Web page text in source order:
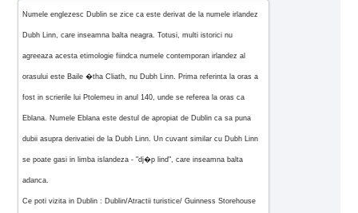
Numele englezesc Dublin se zice ca este derivat de la numele irlandez
Dubh Linn, care inseamna balta neagra. Totusi, multi istorici nu
agreeaza acesta etimologie fiindca numele contemporan irlandez al
orasului este Baile �tha Cliath, nu Dubh Linn. Prima referinta la oras a
fost in scrierile lui Ptolemeu in anul 140, unde se referea la oras ca
Eblana. Numele Eblana este destul de apropiat de Dublin ca sa puna
dubii asupra derivatiei de la Dubh Linn. Un cuvant similar cu Dubh Linn
se poate gasi in limba islandeza - "dj�p lind", care inseamna balta
adanca.
Ce poti vizita in Dublin : Dublin/Atractii turistice/ Guinness Storehouse